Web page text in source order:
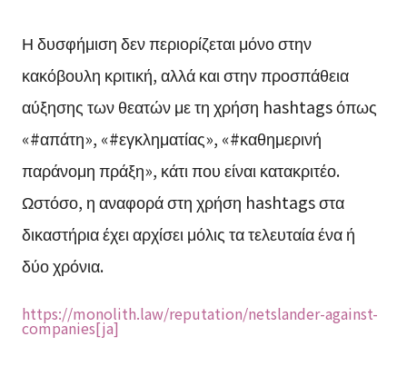
Η δυσφήμιση δεν περιορίζεται μόνο στην
κακόβουλη κριτική, αλλά και στην προσπάθεια
αύξησης των θεατών με τη χρήση hashtags όπως
«#απάτη», «#εγκληματίας», «#καθημερινή
παράνομη πράξη», κάτι που είναι κατακριτέο.
Ωστόσο, η αναφορά στη χρήση hashtags στα
δικαστήρια έχει αρχίσει μόλις τα τελευταία ένα ή
δύο χρόνια.
https://monolith.law/reputation/netslander-against-
companies[ja]